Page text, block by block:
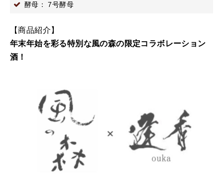
酵母： 7号酵母
【商品紹介】
年末年始を彩る特別な風の森の限定コラボレーション
酒！